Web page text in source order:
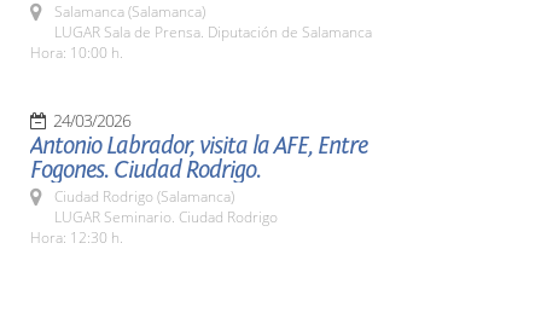
Salamanca (Salamanca)
LUGAR Sala de Prensa. Diputación de Salamanca
Hora: 10:00 h.
24/03/2026
Antonio Labrador, visita la AFE, Entre
Fogones. Ciudad Rodrigo.
Ciudad Rodrigo (Salamanca)
LUGAR Seminario. Ciudad Rodrigo
Hora: 12:30 h.